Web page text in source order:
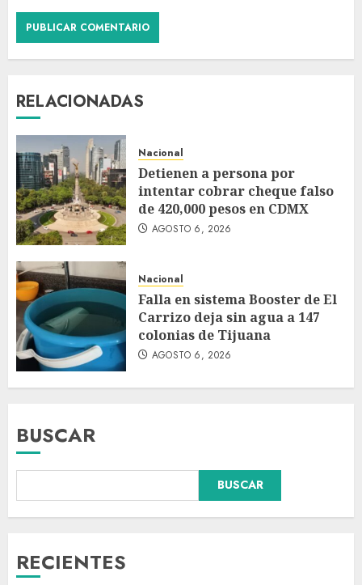
RELACIONADAS
Nacional
Detienen a persona por
intentar cobrar cheque falso
de 420,000 pesos en CDMX
AGOSTO 6, 2026
Nacional
Falla en sistema Booster de El
Carrizo deja sin agua a 147
colonias de Tijuana
AGOSTO 6, 2026
BUSCAR
BUSCAR
RECIENTES
Falla en sistema Booster de El
Carrizo deja sin agua a 147